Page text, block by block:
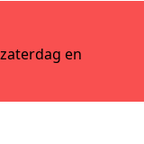
en